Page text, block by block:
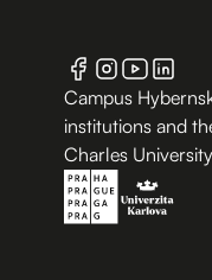
Campus
institutions and
Charles